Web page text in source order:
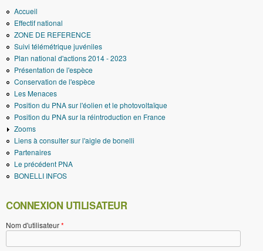
Accueil
Effectif national
ZONE DE REFERENCE
Suivi télémétrique juvéniles
Plan national d'actions 2014 - 2023
Présentation de l'espèce
Conservation de l'espèce
Les Menaces
Position du PNA sur l'éolien et le photovoltaïque
Position du PNA sur la réintroduction en France
Zooms
Liens à consulter sur l'aigle de bonelli
Partenaires
Le précédent PNA
BONELLI INFOS
CONNEXION UTILISATEUR
Nom d'utilisateur*